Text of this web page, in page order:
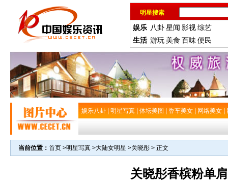
明星搜索
娱乐 八卦星闻 影视综艺
生活 游玩 美食 百味便民
娱乐八卦 明星写真 体坛美图 香车美女 网络美女
当前位置： 首页 >明星写真 >大陆女明星 >关晓彤 > 正文
关晓彤香槟粉单